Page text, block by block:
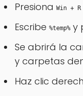
Presiona Win + R
Escribe %temp% y
Se abrirá la
y carpetas
Haz clic